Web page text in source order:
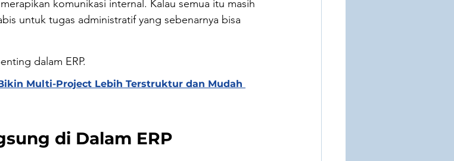
komunikasi internal. Kalau semua itu masih
untuk tugas administratif yang sebenarnya bisa
dalam ERP.
Multi-Project Lebih Terstruktur dan Mudah
di Dalam ERP